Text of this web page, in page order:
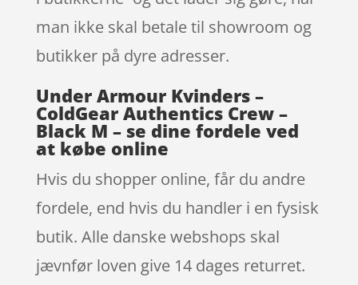
man ikke skal betale til showroom og
butikker på dyre adresser.
Under Armour Kvinders –
ColdGear Authentics Crew –
Black M – se dine fordele ved
at købe online
Hvis du shopper online, får du andre
fordele, end hvis du handler i en fysisk
butik. Alle danske webshops skal
jævnfør loven give 14 dages returret.